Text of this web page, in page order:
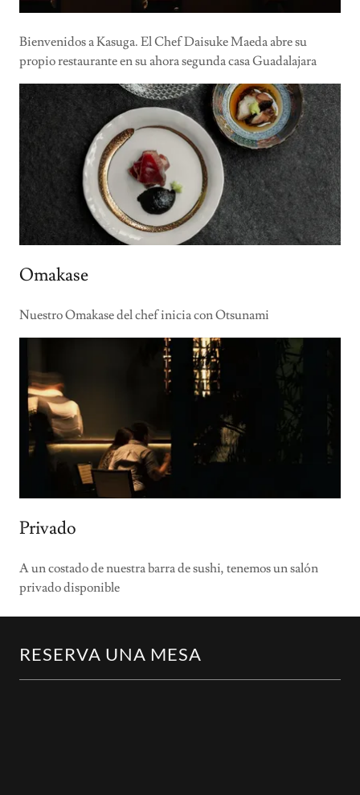
Bienvenidos a Kasuga. El Chef Daisuke Maeda abre su
propio restaurante en su ahora segunda casa Guadalajara
Omakase
Nuestro Omakase del chef inicia con Otsunami
Privado
A un costado de nuestra barra de sushi, tenemos un salón
privado disponible
RESERVA UNA MESA